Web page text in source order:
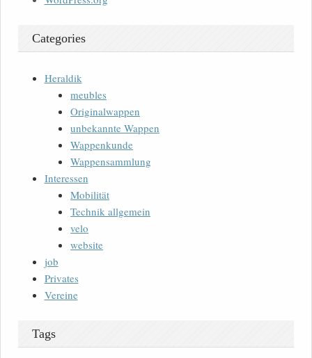
Categories
Heraldik
meubles
Originalwappen
unbekannte Wappen
Wappenkunde
Wappensammlung
Interessen
Mobilität
Technik allgemein
velo
website
job
Privates
Vereine
Tags